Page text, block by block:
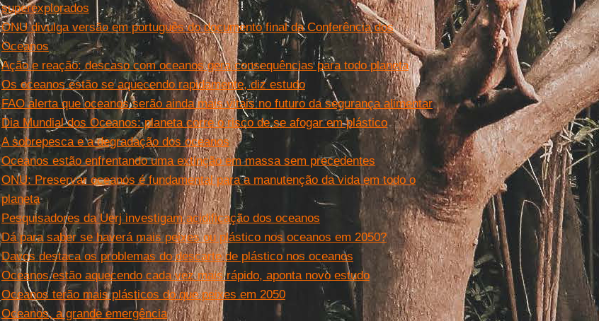
superexplorados
ONU divulga versão em português do documento final da Conferência dos
Oceanos
Ação e reação: descaso com oceanos gera consequências para todo planeta
Os oceanos estão se aquecendo rapidamente, diz estudo
FAO alerta que oceanos serão ainda mais vitais no futuro da segurança alimentar
Dia Mundial dos Oceanos: planeta corre o risco de se afogar em plástico
A sobrepesca e a degradação dos oceanos
Oceanos estão enfrentando uma extinção em massa sem precedentes
ONU: Preservar oceanos é fundamental para a manutenção da vida em todo o
planeta
Pesquisadores da Uerj investigam acidificação dos oceanos
Dá para saber se haverá mais peixes ou plástico nos oceanos em 2050?
Davos destaca os problemas do descarte de plástico nos oceanos
Oceanos estão aquecendo cada vez mais rápido, aponta novo estudo
Oceanos terão mais plásticos do que peixes em 2050
Oceanos, a grande emergência